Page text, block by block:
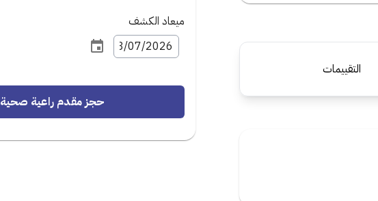
التقييمات
ميعاد الكشف
حجز مقدم راعية صحية